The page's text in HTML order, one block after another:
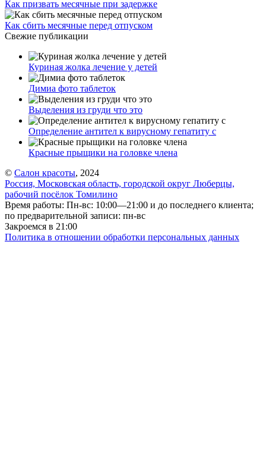
Как призвать месячные при задержке
Как сбить месячные перед отпуском
Свежие публикации
Куриная жолка лечение у детей
Димиа фото таблеток
Выделения из груди что это
Определение антител к вирусному гепатиту с
Красные прыщики на головке члена
© Салон красоты, 2024
Россия, Московская область, городской округ Люберцы,
рабочий посёлок Томилино
Время работы: Пн-вс: 10:00—21:00 и до последнего клиента;
по предварительной записи: пн-вс
Закроемся в 21:00
Политика в отношении обработки персональных данных